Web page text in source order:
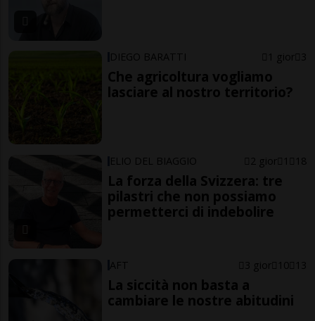
DIEGO BARATTI 1 gior 3
Che agricoltura vogliamo
lasciare al nostro territorio?
ELIO DEL BIAGGIO 2 gior 1 18
La forza della Svizzera: tre
pilastri che non possiamo
permetterci di indebolire
AFT 3 gior 10 13
La siccità non basta a
cambiare le nostre abitudini